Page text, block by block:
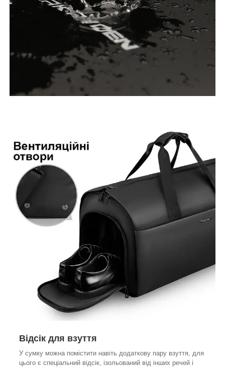
Відсік для взуття
У сумку можна помістити навіть додаткову пару взуття, для
цього є спеціальний відсік, ізольований від інших речей і